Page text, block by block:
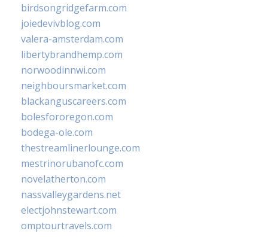
birdsongridgefarm.com
joiedevivblog.com
valera-amsterdam.com
libertybrandhemp.com
norwoodinnwi.com
neighboursmarket.com
blackanguscareers.com
bolesfororegon.com
bodega-ole.com
thestreamlinerlounge.com
mestrinorubanofc.com
novelatherton.com
nassvalleygardens.net
electjohnstewart.com
omptourtravels.com